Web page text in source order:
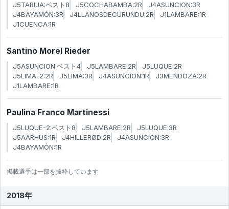
J5TARIJA:ベスト8
J5COCHABAMBA:2R
J4ASUNCION:3R
J4BAYAMÓN:3R
J4LLANOSDECURUNDU:2R
J1LAMBARE:1R
J1CUENCA:1R
Santino Morel Rieder
J5ASUNCION:ベスト4 J5LAMBARE:2R
J5LUQUE:2R
J5LIMA-2:2R
J5LIMA:3R J4ASUNCION:1R
J3MENDOZA:2R
J1LAMBARE:1R
Paulina Franco Martinessi
J5LUQUE-2:ベスト8 J5LAMBARE:2R
J5LUQUE:3R
J5AARHUS:1R
J4HILLERØD:2R
J4ASUNCION:3R
J4BAYAMÓN:1R
掲載選手は一部を抜粋しています
2018年